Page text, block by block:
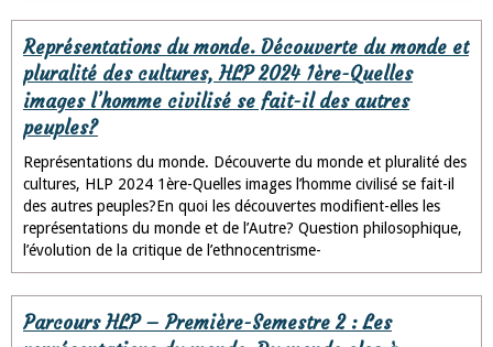
Représentations du monde. Découverte du monde et
pluralité des cultures, HLP 2024 1ère-Quelles
images l’homme civilisé se fait-il des autres
peuples?
Représentations du monde. Découverte du monde et pluralité des
cultures, HLP 2024 1ère-Quelles images l’homme civilisé se fait-il
des autres peuples?En quoi les découvertes modifient-elles les
représentations du monde et de l’Autre? Question philosophique,
l’évolution de la critique de l’ethnocentrisme-
Parcours HLP – Première-Semestre 2 : Les